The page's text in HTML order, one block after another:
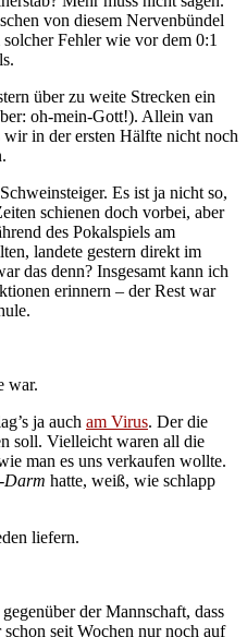
von diesem Nervenbündel
Fehler wie vor dem 0:1
über zu weite Strecken ein
oh-mein-Gott!). Allein van
in der ersten Hälfte nicht noch
Es ist ja nicht so,
schienen doch vorbei, aber
des Pokalspiels am
landete gestern direkt im
das denn? Insgesamt kann ich
erinnern – der Rest war
war.
ja auch am Virus. Der die
soll. Vielleicht waren all die
man es uns verkaufen wollte.
Darm hatte, weiß, wie schlapp
liefern.
der Mannschaft, dass
seit Wochen nur noch auf